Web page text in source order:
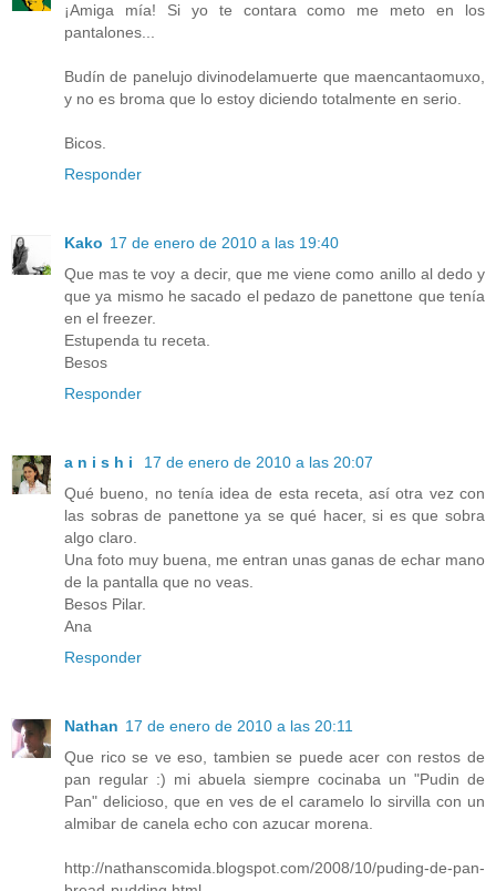
¡Amiga mía! Si yo te contara como me meto en los
pantalones...
Budín de panelujo divinodelamuerte que maencantaomuxo,
y no es broma que lo estoy diciendo totalmente en serio.
Bicos.
Responder
Kako 17 de enero de 2010 a las 19:40
Que mas te voy a decir, que me viene como anillo al dedo y
que ya mismo he sacado el pedazo de panettone que tenía
en el freezer.
Estupenda tu receta.
Besos
Responder
a n i s h i
17 de enero de 2010 a las 20:07
Qué bueno, no tenía idea de esta receta, así otra vez con
las sobras de panettone ya se qué hacer, si es que sobra
algo claro.
Una foto muy buena, me entran unas ganas de echar mano
de la pantalla que no veas.
Besos Pilar.
Ana
Responder
Nathan 17 de enero de 2010 a las 20:11
Que rico se ve eso, tambien se puede acer con restos de
pan regular :) mi abuela siempre cocinaba un "Pudin de
Pan" delicioso, que en ves de el caramelo lo sirvilla con un
almibar de canela echo con azucar morena.
http://nathanscomida.blogspot.com/2008/10/puding-de-pan-